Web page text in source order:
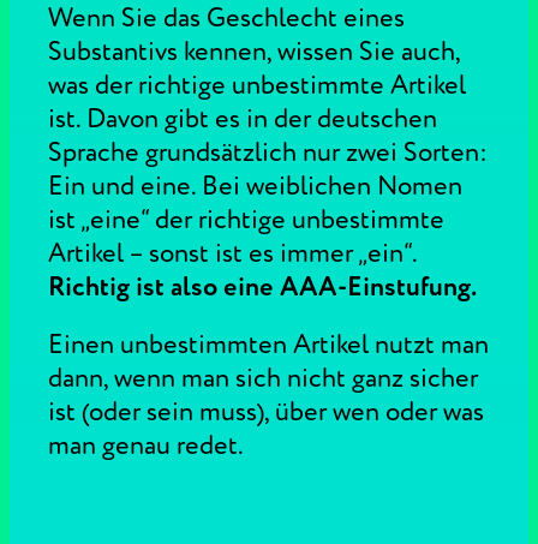
Wenn Sie das Geschlecht eines
Substantivs kennen, wissen Sie auch,
was der richtige unbestimmte Artikel
ist. Davon gibt es in der deutschen
Sprache grundsätzlich nur zwei Sorten:
Ein und eine. Bei weiblichen Nomen
ist „eine“ der richtige unbestimmte
Artikel – sonst ist es immer „ein“.
Richtig ist also eine AAA-Einstufung.
Einen unbestimmten Artikel nutzt man
dann, wenn man sich nicht ganz sicher
ist (oder sein muss), über wen oder was
man genau redet.